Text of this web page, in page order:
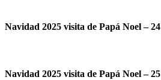
Navidad 2025 visita de Papá Noel – 24
Navidad 2025 visita de Papá Noel – 25